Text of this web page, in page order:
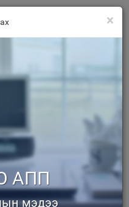
×
АПП
мэдээ